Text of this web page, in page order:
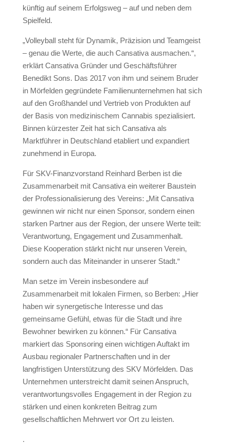
künftig auf seinem Erfolgsweg – auf und neben dem
Spielfeld.
„Volleyball steht für Dynamik, Präzision und Teamgeist
– genau die Werte, die auch Cansativa ausmachen.“,
erklärt Cansativa Gründer und Geschäftsführer
Benedikt Sons. Das 2017 von ihm und seinem Bruder
in Mörfelden gegründete Familienunternehmen hat sich
auf den Großhandel und Vertrieb von Produkten auf
der Basis von medizinischem Cannabis spezialisiert.
Binnen kürzester Zeit hat sich Cansativa als
Marktführer in Deutschland etabliert und expandiert
zunehmend in Europa.
Für SKV-Finanzvorstand Reinhard Berben ist die
Zusammenarbeit mit Cansativa ein weiterer Baustein
der Professionalisierung des Vereins: „Mit Cansativa
gewinnen wir nicht nur einen Sponsor, sondern einen
starken Partner aus der Region, der unsere Werte teilt:
Verantwortung, Engagement und Zusammenhalt.
Diese Kooperation stärkt nicht nur unseren Verein,
sondern auch das Miteinander in unserer Stadt.“
Man setze im Verein insbesondere auf
Zusammenarbeit mit lokalen Firmen, so Berben: „Hier
haben wir synergetische Interesse und das
gemeinsame Gefühl, etwas für die Stadt und ihre
Bewohner bewirken zu können.“ Für Cansativa
markiert das Sponsoring einen wichtigen Auftakt im
Ausbau regionaler Partnerschaften und in der
langfristigen Unterstützung des SKV Mörfelden. Das
Unternehmen unterstreicht damit seinen Anspruch,
verantwortungsvolles Engagement in der Region zu
stärken und einen konkreten Beitrag zum
gesellschaftlichen Mehrwert vor Ort zu leisten.
.